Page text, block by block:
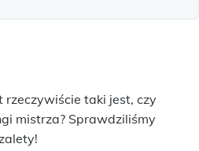
rzeczywiście taki jest, czy
mistrza? Sprawdziliśmy